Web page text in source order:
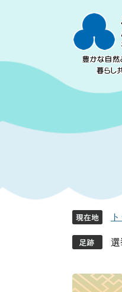
先
を
て
選
本